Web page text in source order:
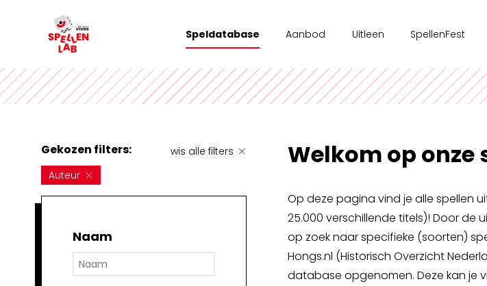
Speldatabase Aanbod
Workshops
Vrije tijdsaanbod
Uitleen
Ouderenzorg
Spellenkoffer Veerkracht
Spellenkoffer 'Ridders op
Spellenkoffer executieve
Spellenkoffer STEM kleuter
SpellenFest
Gekozen filters:
wis alle filters
Auteur
Naam
Welkom op
Op deze pagina vind je alle spellen
25.000 verschillende titels)! Door de
op zoek naar specifieke (soorten)
Hongs.nl (Historisch Overzicht
database opgenomen. Deze kan je